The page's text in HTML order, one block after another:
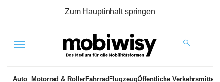
Zum Hauptinhalt springen
Menu
Auto Motorrad & RollerFahrrad FlugzeugÖffentliche Verkehrsmittel